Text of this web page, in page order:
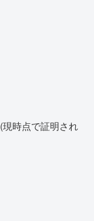
(現時点で証明され